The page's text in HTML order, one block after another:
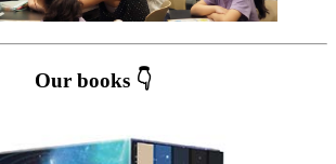
Our books 👇